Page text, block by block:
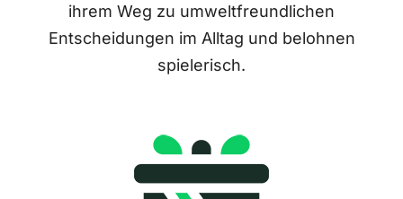
ihrem Weg zu umweltfreundlichen
Entscheidungen im Alltag und belohnen
spielerisch.